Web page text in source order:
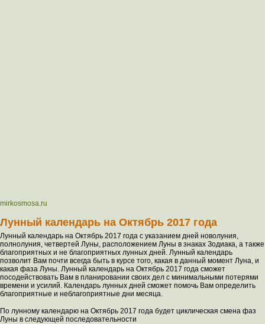
mirkosmosa.ru
Лунный календарь на Октябрь 2017 года
Лунный календарь на Октябрь 2017 года с указанием дней новолуния,
полнолуния, четвертей Луны, расположением Луны в знаках Зодиака, а также
благоприятных и не благоприятных лунных дней. Лунный календарь
позволит Вам почти всегда быть в курсе того, какая в данный момент Луна, и
какая фаза Луны. Лунный календарь на Октябрь 2017 года сможет
посодействовать Вам в планировании своих дел с минимальными потерями
времени и усилий. Календарь лунных дней сможет помочь Вам определить
благоприятные и неблагоприятные дни месяца.
По лунному календарю на Октябрь 2017 года будет циклическая смена фаз
Луны в следующей последовательности